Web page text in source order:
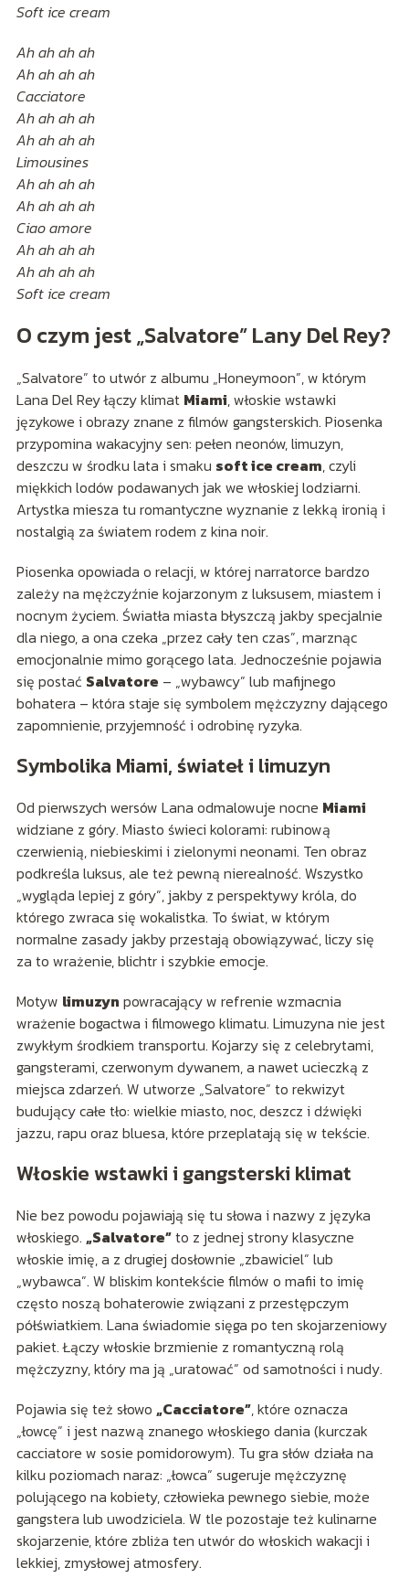
Soft ice cream
Ah ah ah ah
Ah ah ah ah
Cacciatore
Ah ah ah ah
Ah ah ah ah
Limousines
Ah ah ah ah
Ah ah ah ah
Ciao amore
Ah ah ah ah
Ah ah ah ah
Soft ice cream
O czym jest „Salvatore” Lany Del Rey?
„Salvatore” to utwór z albumu „Honeymoon”, w którym
Lana Del Rey łączy klimat Miami, włoskie wstawki
językowe i obrazy znane z filmów gangsterskich. Piosenka
przypomina wakacyjny sen: pełen neonów, limuzyn,
deszczu w środku lata i smaku soft ice cream, czyli
miękkich lodów podawanych jak we włoskiej lodziarni.
Artystka miesza tu romantyczne wyznanie z lekką ironią i
nostalgią za światem rodem z kina noir.
Piosenka opowiada o relacji, w której narratorce bardzo
zależy na mężczyźnie kojarzonym z luksusem, miastem i
nocnym życiem. Światła miasta błyszczą jakby specjalnie
dla niego, a ona czeka „przez cały ten czas”, marznąc
emocjonalnie mimo gorącego lata. Jednocześnie pojawia
się postać Salvatore – „wybawcy” lub mafijnego
bohatera – która staje się symbolem mężczyzny dającego
zapomnienie, przyjemność i odrobinę ryzyka.
Symbolika Miami, świateł i limuzyn
Od pierwszych wersów Lana odmalowuje nocne Miami
widziane z góry. Miasto świeci kolorami: rubinową
czerwienią, niebieskimi i zielonymi neonami. Ten obraz
podkreśla luksus, ale też pewną nierealność. Wszystko
„wygląda lepiej z góry”, jakby z perspektywy króla, do
którego zwraca się wokalistka. To świat, w którym
normalne zasady jakby przestają obowiązywać, liczy się
za to wrażenie, blichtr i szybkie emocje.
Motyw limuzyn powracający w refrenie wzmacnia
wrażenie bogactwa i filmowego klimatu. Limuzyna nie jest
zwykłym środkiem transportu. Kojarzy się z celebrytami,
gangsterami, czerwonym dywanem, a nawet ucieczką z
miejsca zdarzeń. W utworze „Salvatore” to rekwizyt
budujący całe tło: wielkie miasto, noc, deszcz i dźwięki
jazzu, rapu oraz bluesa, które przeplatają się w tekście.
Włoskie wstawki i gangsterski klimat
Nie bez powodu pojawiają się tu słowa i nazwy z języka
włoskiego. „Salvatore”to z jednej strony klasyczne
włoskie imię, a z drugiej dosłownie „zbawiciel” lub
„wybawca”. W bliskim kontekście filmów o mafii to imię
często noszą bohaterowie związani z przestępczym
półświatkiem. Lana świadomie sięga po ten skojarzeniowy
pakiet. Łączy włoskie brzmienie z romantyczną rolą
mężczyzny, który ma ją „uratować” od samotności i nudy.
Pojawia się też słowo „Cacciatore”, które oznacza
„łowcę” i jest nazwą znanego włoskiego dania (kurczak
cacciatore w sosie pomidorowym). Tu gra słów działa na
kilku poziomach naraz: „łowca” sugeruje mężczyznę
polującego na kobiety, człowieka pewnego siebie, może
gangstera lub uwodziciela. W tle pozostaje też kulinarne
skojarzenie, które zbliża ten utwór do włoskich wakacji i
lekkiej, zmysłowej atmosfery.